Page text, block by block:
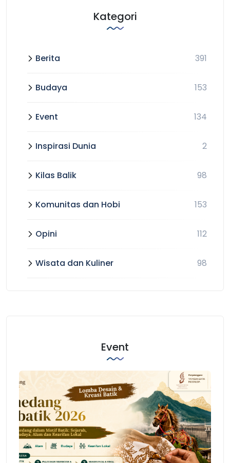
Kategori
Berita 391
Budaya 153
Event 134
Inspirasi Dunia 2
Kilas Balik 98
Komunitas dan Hobi 153
Opini 112
Wisata dan Kuliner 98
Event